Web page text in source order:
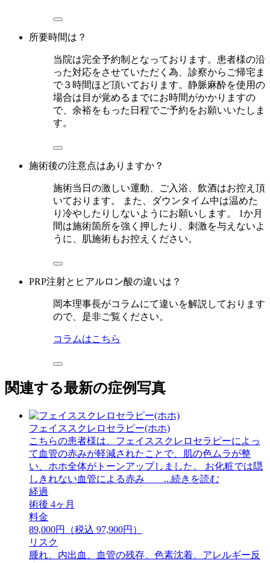
所要時間は？
当院は完全予約制となっております。患者様の沿
った対応をさせていただく為、診察からご帰宅ま
で３時間ほど頂いております。静脈麻酔を使用の
場合は目が覚めるまでにお時間がかかりますの
で、余裕をもった日程でご予約をお願いいたしま
す。
施術後の注意点はありますか？
施術当日の激しい運動、ご入浴、飲酒はお控え頂
いております。 また、ダウンタイム中は温めた
り冷やしたりしないようにお願いします。 1か月
間は施術箇所を強く押したり、刺激を与えないよ
うに、肌施術もお控えください。
PRP注射とヒアルロン酸の違いは？
岡本理事長がコラムにて違いを解説しております
ので、是非ご覧ください。
コラムはこちら
関連する最新の症例写真
フェイススクレロセラピー(ホホ)
こちらの患者様は、フェイススクレロセラピーによっ
て血管の赤みが軽減されたことで、肌の色ムラが整
い、ホホ全体がトーンアップしました。 ⁡お化粧では隠
しきれない血管による赤み ...続きを読む
経過
術後 4ヶ月
料金
89,000円（税込 97,900円）
リスク
腫れ、内出血、血管の残存、色素沈着、アレルギー反